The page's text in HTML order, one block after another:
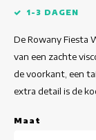
Korte Jurken
Korte Mouw Jurken
Lange Jurken
1-3 DAGEN
De Rowany Fiesta
van een zachte
de voorkant, een
extra detail is de
Maat